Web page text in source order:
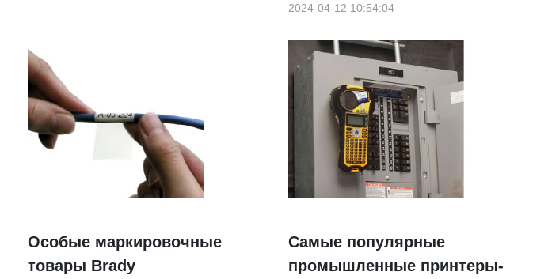
2024-04-12 10:54:04
Особые маркировочные
товары Brady
Самые популярные
промышленные принтеры-